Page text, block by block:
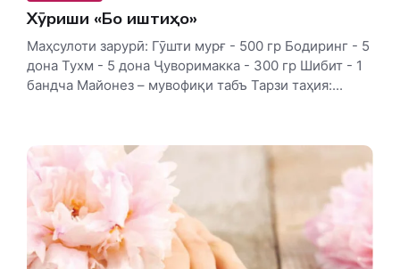
Хӯриши «Бо иштиҳо»
Маҳсулоти зарурӣ: Гӯшти мурғ - 500 гр Бодиринг - 5
дона Тухм - 5 дона Ҷуворимакка - 300 гр Шибит - 1
бандча Майонез – мувофиқи табъ Тарзи таҳия:...